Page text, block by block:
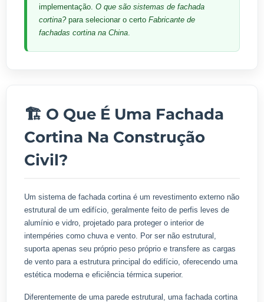
implementação. O que são sistemas de fachada
cortina?para selecionar o certo Fabricante de
fachadas cortina na China
🏗️ O Que É Uma Fachada
Cortina Na Construção
Civil?
Um sistema de fachada cortina é um revestimento externo não
estrutural de um edifício, geralmente feito de perfis leves de
alumínio e vidro, projetado para proteger o interior de
intempéries como chuva e vento. Por ser não estrutural,
suporta apenas seu próprio peso próprio e transfere as cargas
de vento para a estrutura principal do edifício, oferecendo uma
estética moderna e eficiência térmica superior.
Diferentemente de uma parede estrutural, uma fachada cortina